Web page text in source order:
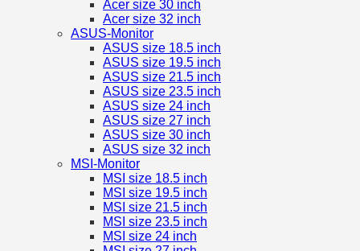
Acer size 30 inch
Acer size 32 inch
ASUS-Monitor
ASUS size 18.5 inch
ASUS size 19.5 inch
ASUS size 21.5 inch
ASUS size 23.5 inch
ASUS size 24 inch
ASUS size 27 inch
ASUS size 30 inch
ASUS size 32 inch
MSI-Monitor
MSI size 18.5 inch
MSI size 19.5 inch
MSI size 21.5 inch
MSI size 23.5 inch
MSI size 24 inch